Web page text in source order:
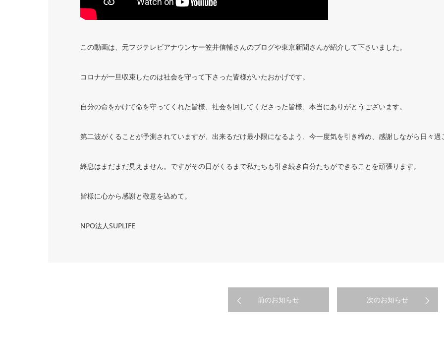
この動画は、元フジテレビアナウンサー笠井信輔さんのブログや東京新聞さんが紹介して下さいました。
コロナが一旦収束したのは社会を守って下さった皆様がいたおかげです。
自分の命をかけて命を守ってくれた皆様、社会を回してくださった皆様、本当にありがとうございます。
第二波がくることが予測されていますが、出来るだけ最小限になるよう、今一度気を引き締め、感謝しながら日々過
終息はまだまだ見えません。ですがその日がくるまで私たちも引き続き自分たちができることを頑張ります。
皆様に心から感謝と敬意を込めて。
NPO法人SUPLIFE
前のお知らせ 次のお知らせ